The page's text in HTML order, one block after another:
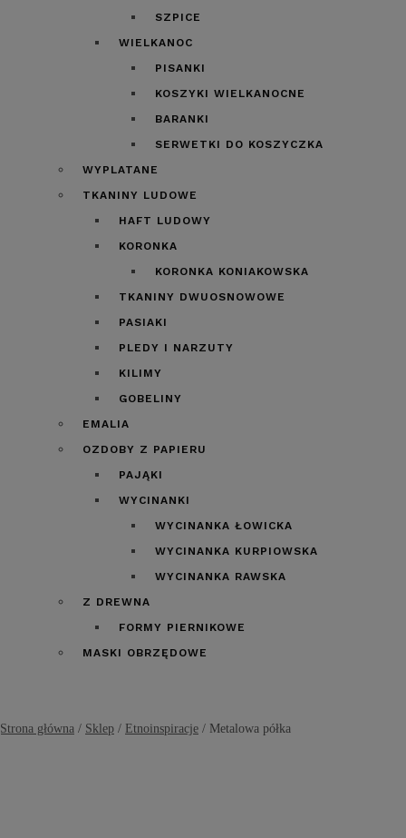
SZPICE
WIELKANOC
PISANKI
KOSZYKI WIELKANOCNE
BARANKI
SERWETKI DO KOSZYCZKA
WYPLATANE
TKANINY LUDOWE
HAFT LUDOWY
KORONKA
KORONKA KONIAKOWSKA
TKANINY DWUOSNOWOWE
PASIAKI
PLEDY I NARZUTY
KILIMY
GOBELINY
EMALIA
OZDOBY Z PAPIERU
PAJĄKI
WYCINANKI
WYCINANKA ŁOWICKA
WYCINANKA KURPIOWSKA
WYCINANKA RAWSKA
Z DREWNA
FORMY PIERNIKOWE
MASKI OBRZĘDOWE
Strona główna / Sklep / Etnoinspiracje / Metalowa półka